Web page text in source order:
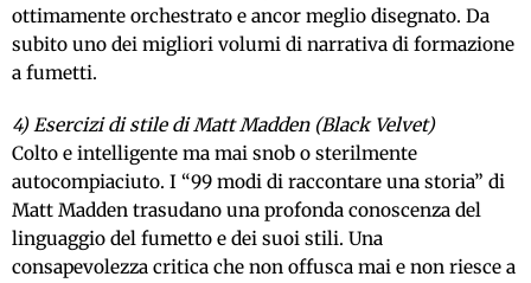
ottimamente orchestrato e ancor meglio disegnato. Da
subito uno dei migliori volumi di narrativa di formazione
a fumetti.
4) Esercizi di stile di Matt Madden (Black Velvet)
Colto e intelligente ma mai snob o sterilmente
autocompiaciuto. I “99 modi di raccontare una storia” di
Matt Madden trasudano una profonda conoscenza del
linguaggio del fumetto e dei suoi stili. Una
consapevolezza critica che non offusca mai e non riesce a